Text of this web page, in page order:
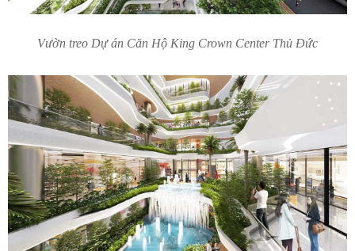
Vườn treo Dự án Căn Hộ King Crown Center Thủ Đức